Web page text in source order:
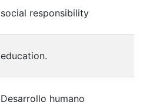
social responsibility
education.
Desarrollo humano